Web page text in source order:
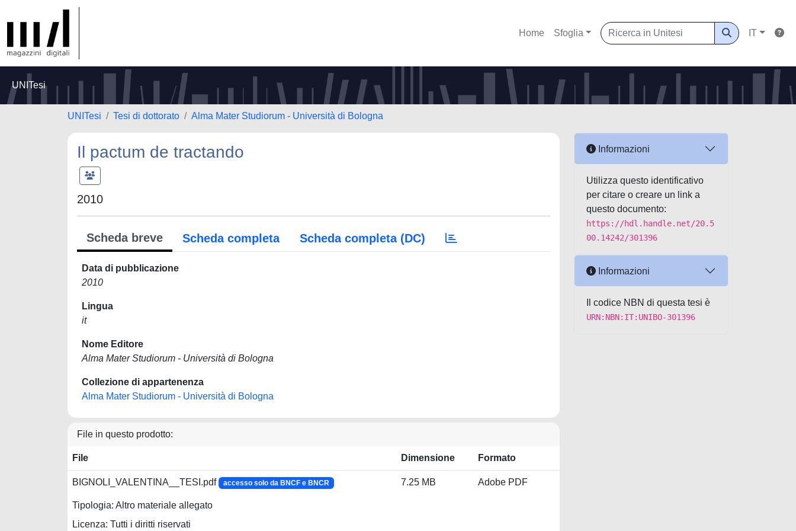
Home Sfoglia IT
UNITesi
UNITesi Tesi di dottorato Alma Mater Studiorum - Università di Bologna
Il pactum de tractando
2010
Scheda breve Scheda completa Scheda completa (DC)
Data di pubblicazione
2010
Lingua
it
Nome Editore
Alma Mater Studiorum - Università di Bologna
Collezione di appartenenza
Alma Mater Studiorum - Università di Bologna
File in questo prodotto:
File Dimensione Formato
BIGNOLI_VALENTINA__TESI.pdf accesso solo da BNCF e BNCR
Tipologia: Altro materiale allegato
Licenza: Tutti i diritti riservati
7.25 MB Adobe PDF
Informazioni
Utilizza questo identificativo
per citare o creare un link a
questo documento:
https://hdl.handle.net/20.5
00.14242/301396
Informazioni
Il codice NBN di questa tesi è
URN:NBN:IT:UNIBO-301396